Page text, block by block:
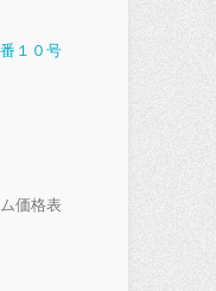
１０号
価格表